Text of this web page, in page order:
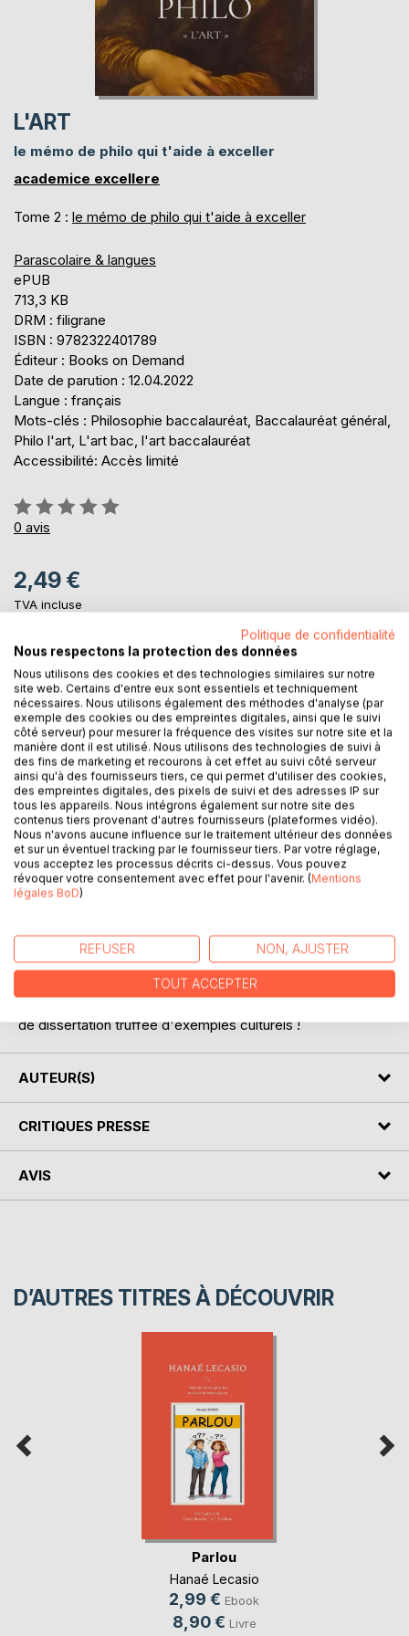
L'ART
le mémo de philo qui t'aide à exceller
academice excellere
Tome 2 : le mémo de philo qui t'aide à exceller
Parascolaire & langues
ePUB
713,3 KB
DRM : filigrane
ISBN : 9782322401789
Éditeur : Books on Demand
Date de parution : 12.04.2022
Langue : français
Mots-clés : Philosophie baccalauréat, Baccalauréat général,
Philo l'art, L'art bac, l'art baccalauréat
Accessibilité: Accès limité
Évaluation:
0%
0 avis
2,49 €
TVA incluse
AJOUTER AU PANIER
Ajouter à ma liste d'envies
Laisser un avis
DESCRIPTION
Ce mémo sur l'Art s'adresse spécifiquement aux élèves
de terminale afin de préparer l'épreuve de Philosophie du
Baccalauréat, vous y retrouverez des thèses de
de dissertation truffée d'exemples culturels !
AUTEUR(S)
CRITIQUES PRESSE
AVIS
D’AUTRES TITRES À DÉCOUVRIR
Parlou
Hanaé Lecasio
2,99 € Ebook
8,90 € Livre
Politique de confidentialité
Nous respectons la protection des données
Nous utilisons des cookies et des technologies similaires sur notre
site web. Certains d'entre eux sont essentiels et techniquement
nécessaires. Nous utilisons également des méthodes d'analyse (par
exemple des cookies ou des empreintes digitales, ainsi que le suivi
côté serveur) pour mesurer la fréquence des visites sur notre site et la
manière dont il est utilisé. Nous utilisons des technologies de suivi à
des fins de marketing et recourons à cet effet au suivi côté serveur
ainsi qu'à des fournisseurs tiers, ce qui permet d'utiliser des cookies,
des empreintes digitales, des pixels de suivi et des adresses IP sur
tous les appareils. Nous intégrons également sur notre site des
contenus tiers provenant d'autres fournisseurs (plateformes vidéo).
Nous n'avons aucune influence sur le traitement ultérieur des données
et sur un éventuel tracking par le fournisseur tiers. Par votre réglage,
vous acceptez les processus décrits ci-dessus. Vous pouvez
révoquer votre consentement avec effet pour l'avenir. (Mentions
légales BoD)
REFUSER NON, AJUSTER
TOUT ACCEPTER